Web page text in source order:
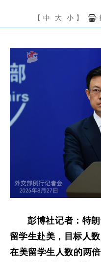
【 中 大 小 】
彭博社记者：特
留学生赴美，目标人
在美留学生人数的两